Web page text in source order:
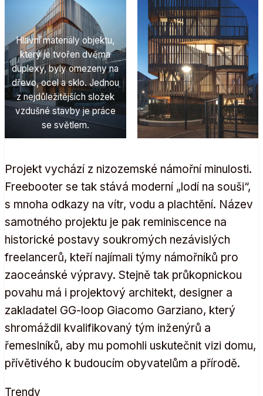
Hlavní materiály objektu,
který je tvořen dvěma
duplexy, byly omezeny na
dřevo, ocel a sklo. Jednou
z nejdůležitějších složek
vzdušné stavby je práce
se světlem.
Projekt vychází z nizozemské námořní minulosti.
Freebooter se tak stává moderní „lodí na souši“,
s mnoha odkazy na vítr, vodu a plachtění. Název
samotného projektu je pak reminiscence na
historické postavy soukromých nezávislých
freelancerů, kteří najímali týmy námořníků pro
zaoceánské výpravy. Stejně tak průkopnickou
povahu má i projektový architekt, designer a
zakladatel GG-loop Giacomo Garziano, který
shromáždil kvalifikovaný tým inženýrů a
řemeslníků, aby mu pomohli uskutečnit vizi domu,
přívětivého k budoucím obyvatelům a přírodě.
Trendy